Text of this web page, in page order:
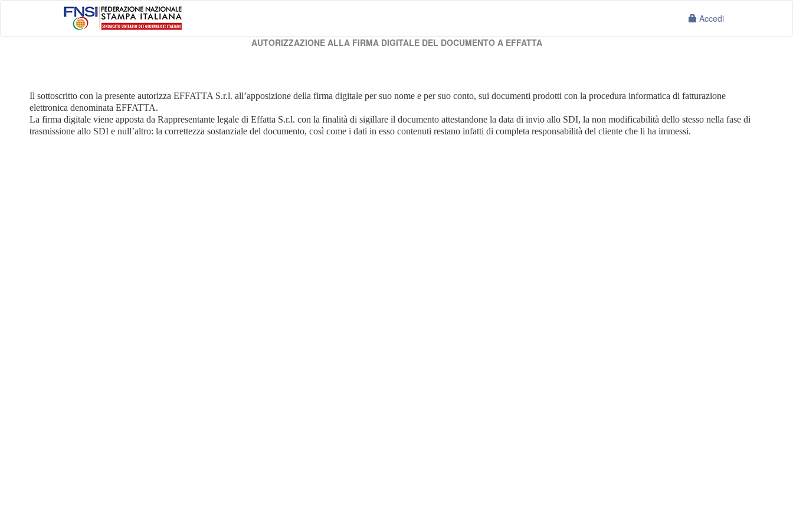
Accedi
AUTORIZZAZIONE ALLA FIRMA DIGITALE DEL DOCUMENTO A EFFATTA
Il sottoscritto con la presente autorizza EFFATTA S.r.l. all’apposizione della firma digitale per suo nome e per suo conto, sui documenti prodotti con la procedura informatica di fatturazione
elettronica denominata EFFATTA.
La firma digitale viene apposta da Rappresentante legale di Effatta S.r.l. con la finalità di sigillare il documento attestandone la data di invio allo SDI, la non modificabilità dello stesso nella fase di
trasmissione allo SDI e null’altro: la correttezza sostanziale del documento, così come i dati in esso contenuti restano infatti di completa responsabilità del cliente che li ha immessi.